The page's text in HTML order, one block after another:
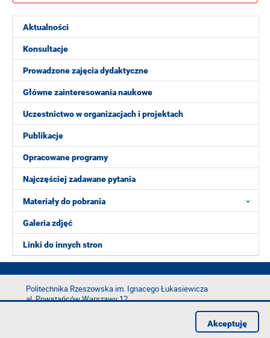
Aktualności
Konsultacje
Prowadzone zajęcia dydaktyczne
Główne zainteresowania naukowe
Uczestnictwo w organizacjach i projektach
Publikacje
Opracowane programy
Najczęściej zadawane pytania
Materiały do pobrania
Galeria zdjęć
Linki do innych stron
Politechnika Rzeszowska im. Ignacego Łukasiewicza
al. Powstańców Warszawy 12
Akceptuję